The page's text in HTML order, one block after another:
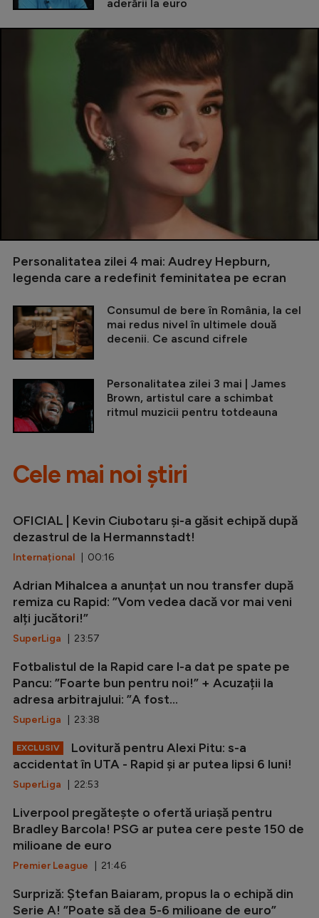
aderării la euro
Personalitatea zilei 4 mai: Audrey Hepburn,
legenda care a redefinit feminitatea pe ecran
Consumul de bere în România, la cel
mai redus nivel în ultimele două
decenii. Ce ascund cifrele
Personalitatea zilei 3 mai | James
Brown, artistul care a schimbat
ritmul muzicii pentru totdeauna
Cele mai noi știri
OFICIAL | Kevin Ciubotaru și-a găsit echipă după
dezastrul de la Hermannstadt!
Internațional | 00:16
Adrian Mihalcea a anunțat un nou transfer după
remiza cu Rapid: ”Vom vedea dacă vor mai veni
alți jucători!”
SuperLiga | 23:57
Fotbalistul de la Rapid care l-a dat pe spate pe
Pancu: ”Foarte bun pentru noi!” + Acuzații la
adresa arbitrajului: ”A fost...
SuperLiga | 23:38
EXCLUSIV
Lovitură pentru Alexi Pitu: s-a
accidentat în UTA - Rapid și ar putea lipsi 6 luni!
SuperLiga | 22:53
Liverpool pregătește o ofertă uriașă pentru
Bradley Barcola! PSG ar putea cere peste 150 de
milioane de euro
Premier League | 21:46
Surpriză: Ștefan Baiaram, propus la o echipă din
Serie A! ”Poate să dea 5-6 milioane de euro”